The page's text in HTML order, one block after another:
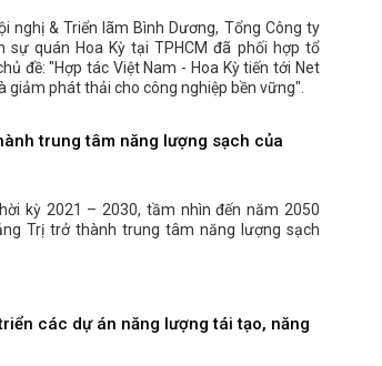
nghị & Triển lãm Bình Dương, Tổng Công ty
sự quán Hoa Kỳ tại TPHCM đã phối hợp tổ
đề: "Hợp tác Việt Nam - Hoa Kỳ tiến tới Net
giảm phát thải cho công nghiệp bền vững".
trung tâm năng lượng sạch của
kỳ 2021 – 2030, tầm nhìn đến năm 2050
Trị trở thành trung tâm năng lượng sạch
các dự án năng lượng tái tạo, năng